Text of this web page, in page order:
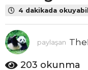
c
6
y
ı
4 dakikada
paylaşan
203 okunma